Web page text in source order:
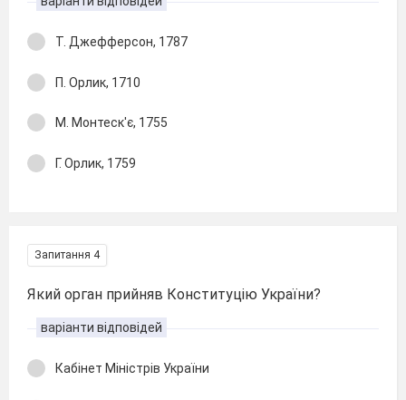
Т. Джефферсон, 1787
П. Орлик, 1710
М. Монтеск'є, 1755
Г. Орлик, 1759
Запитання 4
Який орган прийняв Конституцію України?
варіанти відповідей
Кабінет Міністрів України